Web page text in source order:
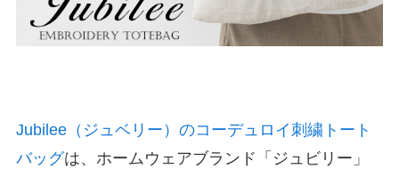
Jubilee（ジュベリー）のコーデュロイ刺繍トート
バッグは、ホームウェアブランド「ジュビリー」